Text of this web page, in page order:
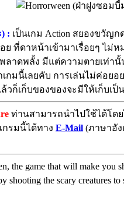
: เป็นเกม Action สยองขวัญ
ย ที่ดาหน้าเข้ามาเรื่อยๆ ไ
าดพลั้ง มีแต่ความตายเท่านั้
กมนี้เลยคับ การเล่นไม่ค่อยอ
วก็เก็บของของจะมีให้เก็บเป็
ท่านสามารถนำไปใช้ได้โด
รมนี้ได้ทาง E-Mail (ภาษาอั
the game that will make you
shooting the scary creatures